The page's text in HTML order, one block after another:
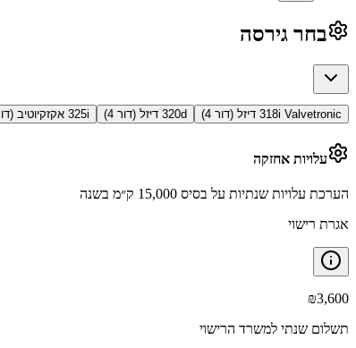
בחר גירסה
318i Valvetronic דיזל (דור 4) 320d דיזל (דור 4) 325i אקזקיוטיב (דור 4)
עלויות אחזקה
הערכת עלויות שנתיות על בסיס 15,000 ק״מ בשנה
אגרת רישוי
₪3,600
תשלום שנתי למשרד הרישוי